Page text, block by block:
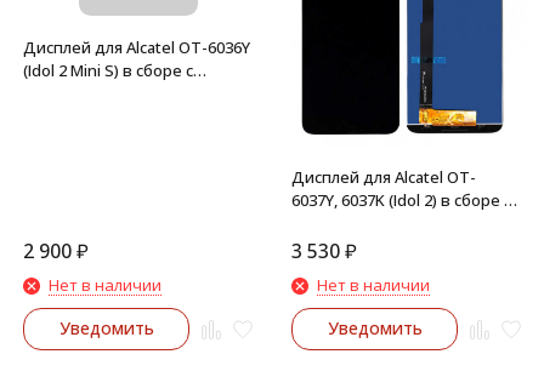
Дисплей для Alcatel OT-6036Y
(Idol 2 Mini S) в сборе с
2 900₽
Нет в наличии
Уведомить
Дисплей для Alcatel OT-
6037Y, 6037K (Idol 2) в сборе с
3 530₽
Нет в наличии
Уведомить